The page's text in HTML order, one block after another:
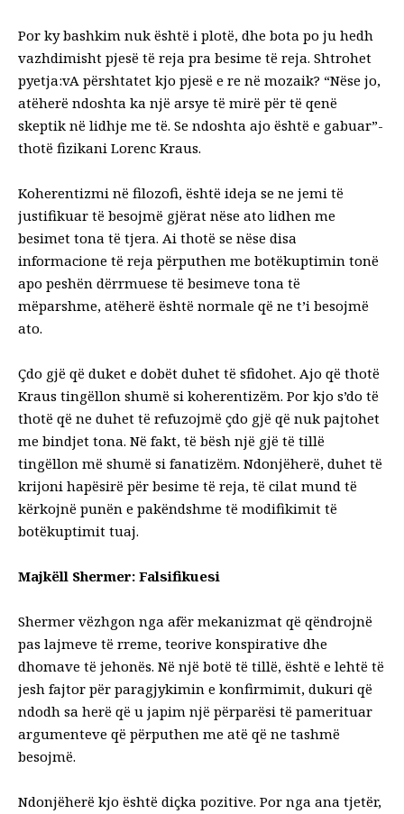
Por ky bashkim nuk është i plotë, dhe bota po ju hedh
vazhdimisht pjesë të reja pra besime të reja. Shtrohet
pyetja:vA përshtatet kjo pjesë e re në mozaik? “Nëse jo,
atëherë ndoshta ka një arsye të mirë për të qenë
skeptik në lidhje me të. Se ndoshta ajo është e gabuar”-
thotë fizikani Lorenc Kraus.
Koherentizmi në filozofi, është ideja se ne jemi të
justifikuar të besojmë gjërat nëse ato lidhen me
besimet tona të tjera. Ai thotë se nëse disa
informacione të reja përputhen me botëkuptimin tonë
apo peshën dërrmuese të besimeve tona të
mëparshme, atëherë është normale që ne t’i besojmë
ato.
Çdo gjë që duket e dobët duhet të sfidohet. Ajo që thotë
Kraus tingëllon shumë si koherentizëm. Por kjo s’do të
thotë që ne duhet të refuzojmë çdo gjë që nuk pajtohet
me bindjet tona. Në fakt, të bësh një gjë të tillë
tingëllon më shumë si fanatizëm. Ndonjëherë, duhet të
krijoni hapësirë për besime të reja, të cilat mund të
kërkojnë punën e pakëndshme të modifikimit të
botëkuptimit tuaj.
Majkëll Shermer: Falsifikuesi
Shermer vëzhgon nga afër mekanizmat që qëndrojnë
pas lajmeve të rreme, teorive konspirative dhe
dhomave të jehonës. Në një botë të tillë, është e lehtë të
jesh fajtor për paragjykimin e konfirmimit, dukuri që
ndodh sa herë që u japim një përparësi të pamerituar
argumenteve që përputhen me atë që ne tashmë
besojmë.
Ndonjëherë kjo është diçka pozitive. Por nga ana tjetër,